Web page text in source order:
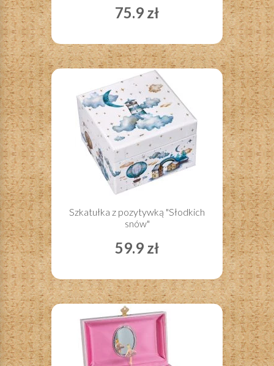
75.9 zł
Szkatułka z pozytywką "Słodkich
snów"
59.9 zł